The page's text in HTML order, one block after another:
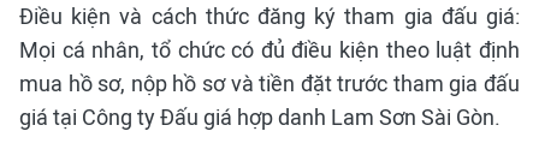
Điều kiện và cách thức đăng ký tham gia đấu giá:
Mọi cá nhân, tổ chức có đủ điều kiện theo luật định
mua hồ sơ, nộp hồ sơ và tiền đặt trước tham gia đấu
giá tại Công ty Đấu giá hợp danh Lam Sơn Sài Gòn.